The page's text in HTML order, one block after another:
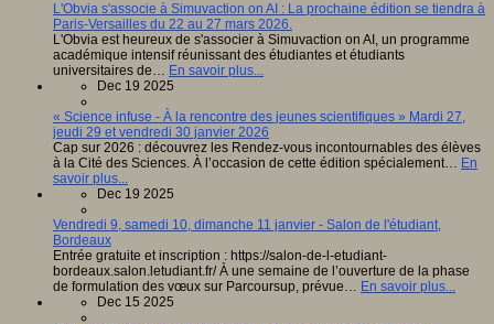
L'Obvia s'associe à Simuvaction on AI : La prochaine édition se tiendra à
Paris-Versailles du 22 au 27 mars 2026.
L'Obvia est heureux de s'associer à Simuvaction on AI, un programme
académique intensif réunissant des étudiantes et étudiants
universitaires de… En savoir plus...
Dec 19 2025
« Science infuse - À la rencontre des jeunes scientifiques » Mardi 27,
jeudi 29 et vendredi 30 janvier 2026
Cap sur 2026 : découvrez les Rendez-vous incontournables des élèves
à la Cité des Sciences. À l’occasion de cette édition spécialement… En
savoir plus...
Dec 19 2025
Vendredi 9, samedi 10, dimanche 11 janvier - Salon de l'étudiant,
Bordeaux
Entrée gratuite et inscription : https://salon-de-l-etudiant-
bordeaux.salon.letudiant.fr/ À une semaine de l’ouverture de la phase
de formulation des vœux sur Parcoursup, prévue… En savoir plus...
Dec 15 2025